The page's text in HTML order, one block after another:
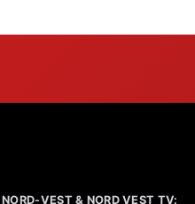
VEST & NORD VEST TV: